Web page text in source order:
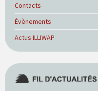
Contacts
Évènements
Actus ILLIWAP